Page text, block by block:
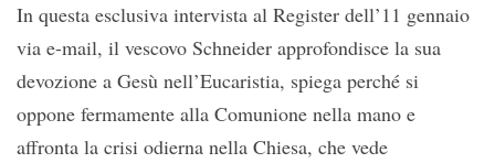
In questa esclusiva intervista al Register dell’11 gennaio
via e-mail, il vescovo Schneider approfondisce la sua
devozione a Gesù nell’Eucaristia, spiega perché si
oppone fermamente alla Comunione nella mano e
affronta la crisi odierna nella Chiesa, che vede